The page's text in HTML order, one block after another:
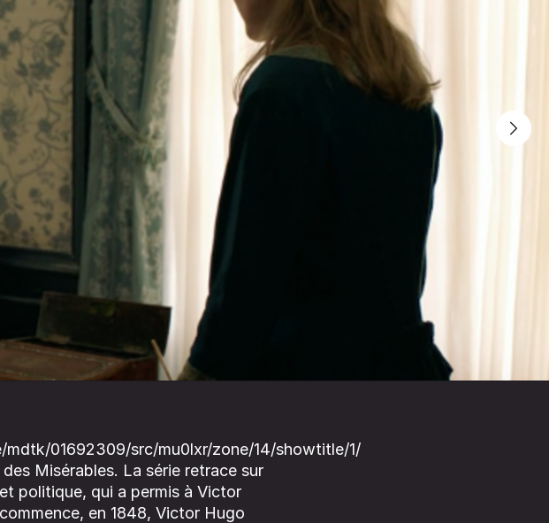
01692309/src/mu0lxr/zone/14/showtitle/1/
Misérables. La série retrace sur
politique, qui a permis à Victor
en 1848, Victor Hugo